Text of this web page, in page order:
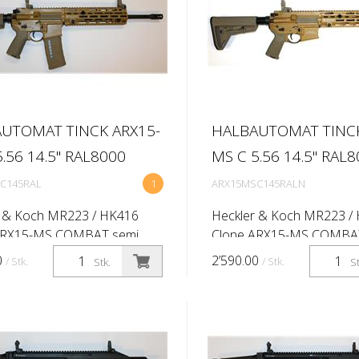
TINCK ARX15-
14.5'' RAL8000
1
Koch MR223 / HK416
MS COMBAT semi
rifle Caliber: 5.56x45 (.223
length:14.5'' (Twist rate
Stk.
/ Stk.
HALBAUTOMAT
MS C 5.56 14.5''
ARX15MSC145RALN
Heckler & Koch MR223 /
Clone ARX15-MS
automatic rifle Caliber:
Rem) Barrel length:14.5''
2’590.00 / Stk.